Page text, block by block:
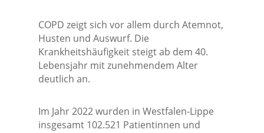
COPD zeigt sich vor allem durch Atemnot,
Husten und Auswurf. Die
Krankheitshäufigkeit steigt ab dem 40.
Lebensjahr mit zunehmendem Alter
deutlich an.
Im Jahr 2022 wurden in Westfalen-Lippe
insgesamt 102.521 Patientinnen und